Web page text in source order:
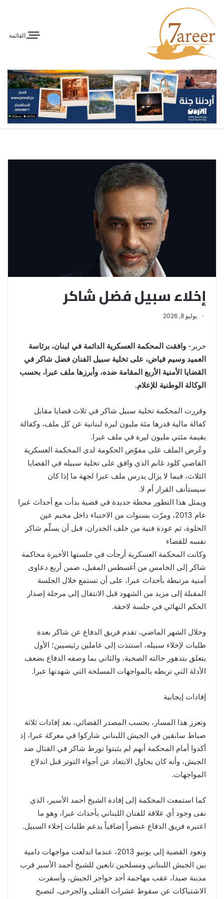
القائمة
إخلاء سبيل فضل شاكر
يوليو 8, 2026
حرير- وافقت المحكمة العسكرية الدائمة في لبنان، برئاسة
العميد وسيم فياض، على تخلية سبيل الفنان فضل شاكر في
القضايا الأمنية الأربع المقامة ضده، وأبرزها ملف عبرا، بحسب
الوكالة الوطنية للإعلام.
وقررت المحكمة تخلية سبيل شاكر في ثلاث قضايا مقابل
كفالة مالية قدرها مئة مليون ليرة لبنانية عن كل ملف، وكفالة
بقيمة مئتي مليون ليرة في ملف عبرا.
وعُرض الملف على مفوّض الحكومة لدى المحكمة العسكرية
القاضي كلود غانم الذي وافق على تخلية سبيله في القضايا
الثلاث، فيما لا يزال يدرس ملف عبرا لجهة ما إذا كان
سيستأنف القرار أم لا.
ويمثل هذا التطور محطة جديدة في قضية بدأت مع أحداث عبرا
عام 2013، ومرّت بسنوات من الاختباء داخل مخيم عين
الحلوة، ثم عودة فنية من خلف الجدران، قبل أن يسلّم شاكر
نفسه للقضاء
وكانت المحكمة العسكرية أرجأت في جلستها الأخيرة محاكمة
شاكر إلى الخامس من أغسطس المقبل، ضمن أربع دعاوى
أمنية مرتبطة بأحداث عبرا، على أن تستمع خلال الجلسة
المقبلة إلى مزيد من الشهود قبل الانتقال إلى مرحلة إصدار
الحكم النهائي في جلسة لاحقة.
وخلال الشهر الماضي، تقدم فريق الدفاع عن شاكر بعدة
طلبات لإخلاء سبيله، استندت إلى عاملين رئيسيين؛ الأول
يتعلق بتدهور حالته الصحية، والثاني بما وصفه الدفاع بضعف
الأدلة التي تربطه بالمواجهات المسلحة التي شهدتها عبرا.
إفادات إيجابية
وتعزز هذا المسار، بحسب المصدر القضائي، بعد إفادات ثلاثة
ضباط سابقين في الجيش اللبناني شاركوا في معركة عبرا، إذ
أكدوا أمام المحكمة أنهم لم يثبتوا تورط شاكر في القتال ضد
الجيش، وأنه كان يحاول الابتعاد عن أجواء التوتر قبل اندلاع
المواجهات.
كما استمعت المحكمة إلى إفادة الشيخ أحمد الأسير، الذي
نفى وجود أي علاقة للفنان اللبناني بأحداث عبرا، وهو ما
اعتبره فريق الدفاع عنصراً إضافياً يدعم طلبات إخلاء السبيل.
وتعود القضية إلى يونيو 2013، عندما اندلعت مواجهات دامية
بين الجيش اللبناني ومسلحين تابعين للشيخ أحمد الأسير قرب
مدينة صيدا، عقب مهاجمة أحد حواجز الجيش، وأسفرت
الاشتباكات عن سقوط عشرات القتلى والجرحى، لتصبح